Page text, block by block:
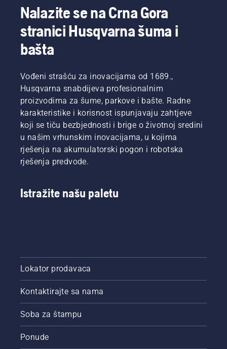
Nalazite se na Crna Gora
stranici Husqvarna šuma i
bašta
Vođeni strašću za inovacijama od 1689.,
Husqvarna snabdijeva profesionalnim
proizvodima za šume, parkove i bašte. Radne
karakteristike i korisnost ispunjavaju zahtjeve
koji se tiču bezbjednosti i brige o životnoj sredini
u našim vrhunskim inovacijama, u kojima
rješenja na akumulatorski pogon i robotska
rješenja predvode.
Istražite našu paletu
Lokator prodavaca
Kontaktirajte sa nama
Soba za štampu
Ponude